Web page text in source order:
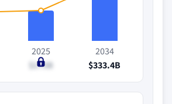
2025
$173B
2034
$333.4B